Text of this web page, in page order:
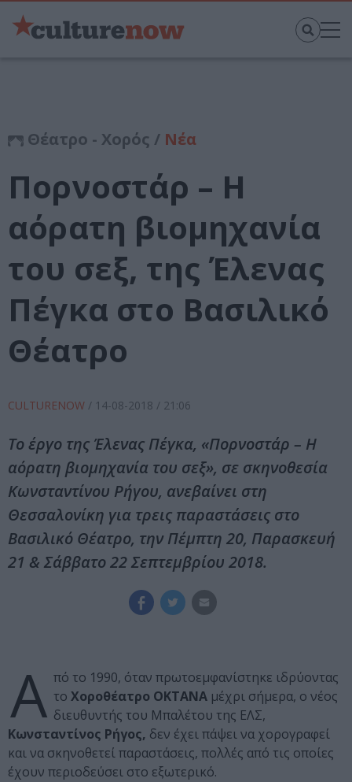
Θέατρο - Χορός / Νέα
Πορνοστάρ – Η
αόρατη βιομηχανία
του σεξ, της Έλενας
Πέγκα στο Βασιλικό
Θέατρο
CULTURENOW / 14-08-2018 / 21:06
Το έργο της Έλενας Πέγκα, «Πορνοστάρ – Η
αόρατη βιομηχανία του σεξ», σε σκηνοθεσία
Κωνσταντίνου Ρήγου, ανεβαίνει στη
Θεσσαλονίκη για τρεις παραστάσεις στο
Βασιλικό Θέατρο, την Πέμπτη 20, Παρασκευή
21 & Σάββατο 22 Σεπτεμβρίου 2018.
Α πό το 1990, όταν πρωτοεμφανίστηκε ιδρύοντας
το Χοροθέατρο ΟΚΤΑΝΑ μέχρι σήμερα, ο νέος
διευθυντής του Μπαλέτου της ΕΛΣ,
Κωνσταντίνος Ρήγος, δεν έχει πάψει να χορογραφεί
και να σκηνοθετεί παραστάσεις, πολλές από τις οποίες
έχουν περιοδεύσει στο εξωτερικό.